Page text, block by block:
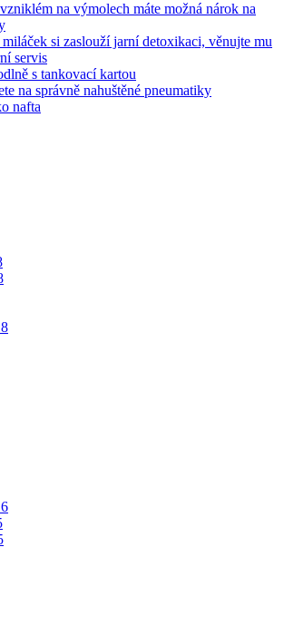
na výmolech máte možná nárok na
si zaslouží jarní detoxikaci, věnujte mu
servis
s tankovací kartou
na správně nahuštěné pneumatiky
nafta